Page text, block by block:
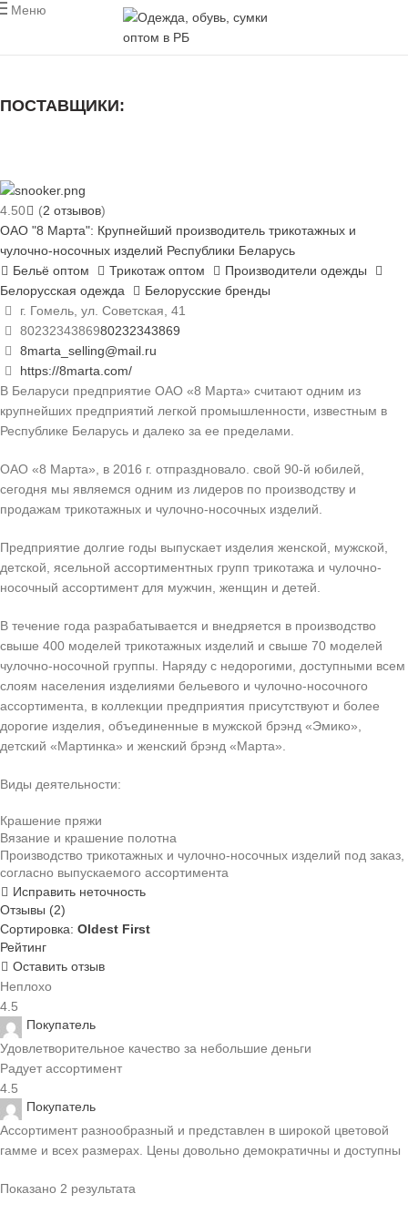
Меню
ПОСТАВЩИКИ:
4.50 (2 отзывов)
ОАО "8 Марта": Крупнейший производитель трикотажных и
чулочно-носочных изделий Республики Беларусь
Бельё оптом
Трикотаж оптом
Производители одежды
Белорусская одежда
Белорусские бренды
г. Гомель, ул. Советская, 41
8023234386980232343869
8marta_selling@mail.ru
https://8marta.com/
В Беларуси предприятие ОАО «8 Марта» считают одним из
крупнейших предприятий легкой промышленности, известным в
Республике Беларусь и далеко за ее пределами.
ОАО «8 Марта», в 2016 г. отпраздновало. свой 90-й юбилей,
сегодня мы являемся одним из лидеров по производству и
продажам трикотажных и чулочно-носочных изделий.
Предприятие долгие годы выпускает изделия женской, мужской,
детской, ясельной ассортиментных групп трикотажа и чулочно-
носочный ассортимент для мужчин, женщин и детей.
В течение года разрабатывается и внедряется в производство
свыше 400 моделей трикотажных изделий и свыше 70 моделей
чулочно-носочной группы. Наряду с недорогими, доступными всем
слоям населения изделиями бельевого и чулочно-носочного
ассортимента, в коллекции предприятия присутствуют и более
дорогие изделия, объединенные в мужской брэнд «Эмико»,
детский «Мартинка» и женский брэнд «Марта».
Виды деятельности:
Крашение пряжи
Вязание и крашение полотна
Производство трикотажных и чулочно-носочных изделий под заказ,
согласно выпускаемого ассортимента
Исправить неточность
Отзывы (2)
Сортировка: Oldest First
Рейтинг
Оставить отзыв
Неплохо
4.5
Покупатель
Удовлетворительное качество за небольшие деньги
Радует ассортимент
4.5
Покупатель
Ассортимент разнообразный и представлен в широкой цветовой
гамме и всех размерах. Цены довольно демократичны и доступны
Показано 2 результата